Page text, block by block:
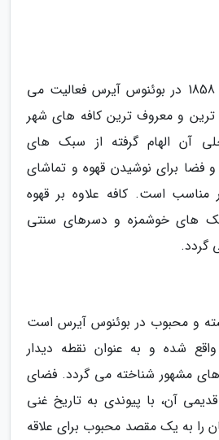
Café Tortoni از سال 1858 در بوئنوس آیرس فعالیت می
ترین و معروف ترین کافه های شهر
آن الهام گرفته از سبک های
فضا برای نوشیدن قهوه و تماشای
مناسب است. کافه علاوه بر قهوه
های خوشمزه و دسرهای سنتی
گردد.
و محبوب در بوئنوس آیرس است
شده و به عنوان نقطه دیدار
مشهور شناخته می گردد. فضای
آن، با پیوندی به تاریخ غنی
را به یک مقصد محبوب برای علاقه